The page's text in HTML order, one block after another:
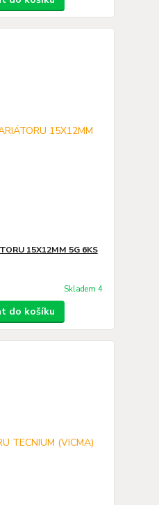
15X12MM 5G 6KS
Skladem 4
do košíku